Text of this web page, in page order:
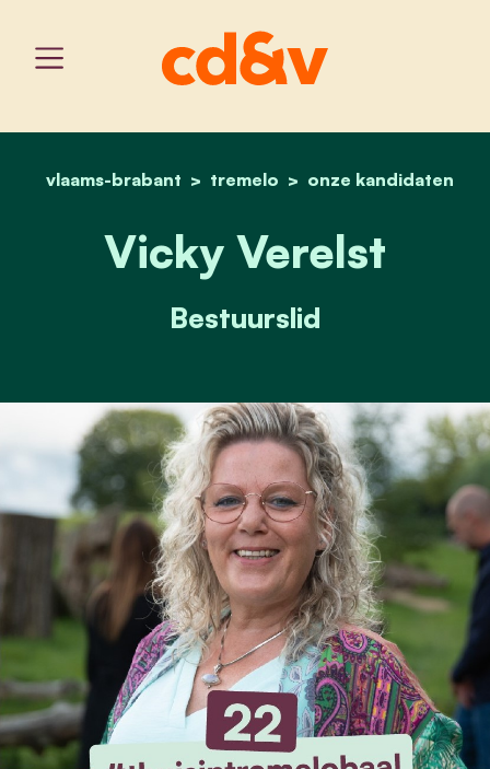
home
vlaams-brabant tremelo onze kandidaten
vicky verelst
Vicky Verelst
Bestuurslid